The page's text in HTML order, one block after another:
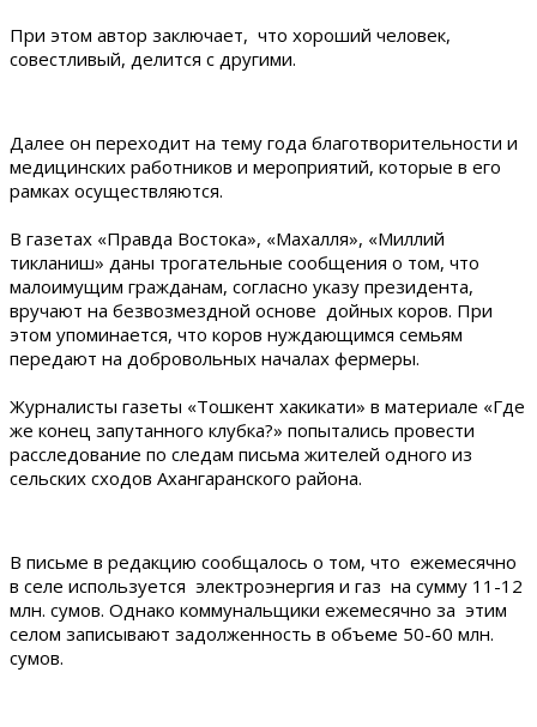
При этом автор заключает, что хороший человек,
совестливый, делится с другими.
Далее он переходит на тему года благотворительности и
медицинских работников и мероприятий, которые в его
рамках осуществляются.
В газетах «Правда Востока», «Махалля», «Миллий
тикланиш» даны трогательные сообщения о том, что
малоимущим гражданам, согласно указу президента,
вручают на безвозмездной основе дойных коров. При
этом упоминается, что коров нуждающимся семьям
передают на добровольных началах фермеры.
Журналисты газеты «Тошкент хакикати» в материале «Где
же конец запутанного клубка?» попытались провести
расследование по следам письма жителей одного из
сельских сходов Ахангаранского района.
В письме в редакцию сообщалось о том, что ежемесячно
в селе используется электроэнергия и газ на сумму 11-12
млн. сумов. Однако коммунальщики ежемесячно за этим
селом записывают задолженность в объеме 50-60 млн.
сумов.